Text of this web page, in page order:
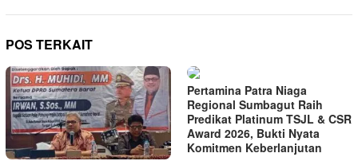
POS TERKAIT
Pertamina Patra Niaga
Regional Sumbagut Raih
Predikat Platinum TSJL & CSR
Award 2026, Bukti Nyata
Komitmen Keberlanjutan